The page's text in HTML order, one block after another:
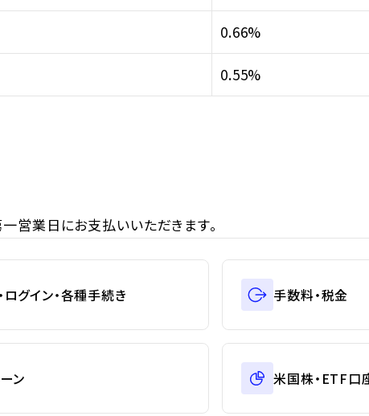
0.66%
0.55%
営業日にお支払いいただきます。
ログイン・各種手続き 手数料・税金
ン 米国株・ETF口